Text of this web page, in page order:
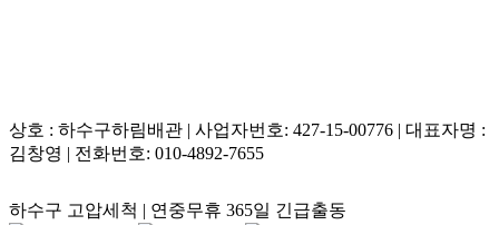
상호 : 하수구하림배관 | 사업자번호: 427-15-00776 | 대표자명 :
김창영 | 전화번호: 010-4892-7655
하수구 고압세척 | 연중무휴 365일 긴급출동